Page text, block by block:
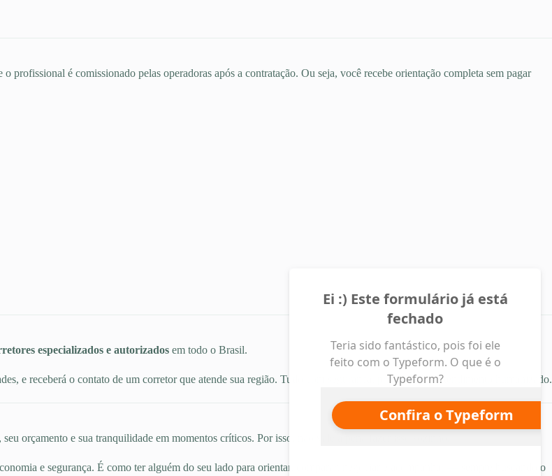
o profissional é comissionado pelas operadoras após a contratação. Ou seja, você recebe orientação completa sem pagar
especializados e autorizados em todo o Brasil.
e receberá o contato de um corretor que atende sua região. Tudo com segurança, privacidade e atendimento humanizado.
orçamento e sua tranquilidade em momentos críticos. Por isso, não vale a pena fazer isso sozinho.
e segurança. É como ter alguém do seu lado para orientar, comparar, negociar e acompanhar — sempre buscando o